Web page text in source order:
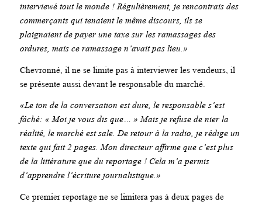
interviewé tout le monde ! Régulièrement, je rencontrais des
commerçants qui tenaient le même discours, ils se
plaignaient de payer une taxe sur les ramassages des
ordures, mais ce ramassage n’avait pas lieu.»
Chevronné, il ne se limite pas à interviewer les vendeurs, il
se présente aussi devant le responsable du marché.
«Le ton de la conversation est dure, le responsable s’est
fâché: « Moi je vous dis que… » Mais je refuse de nier la
réalité, le marché est sale. De retour à la radio, je rédige un
texte qui fait 2 pages. Mon directeur affirme que c’est plus
de la littérature que du reportage ! Cela m’a permis
d’apprendre l’écriture journalistique.»
Ce premier reportage ne se limitera pas à deux pages de